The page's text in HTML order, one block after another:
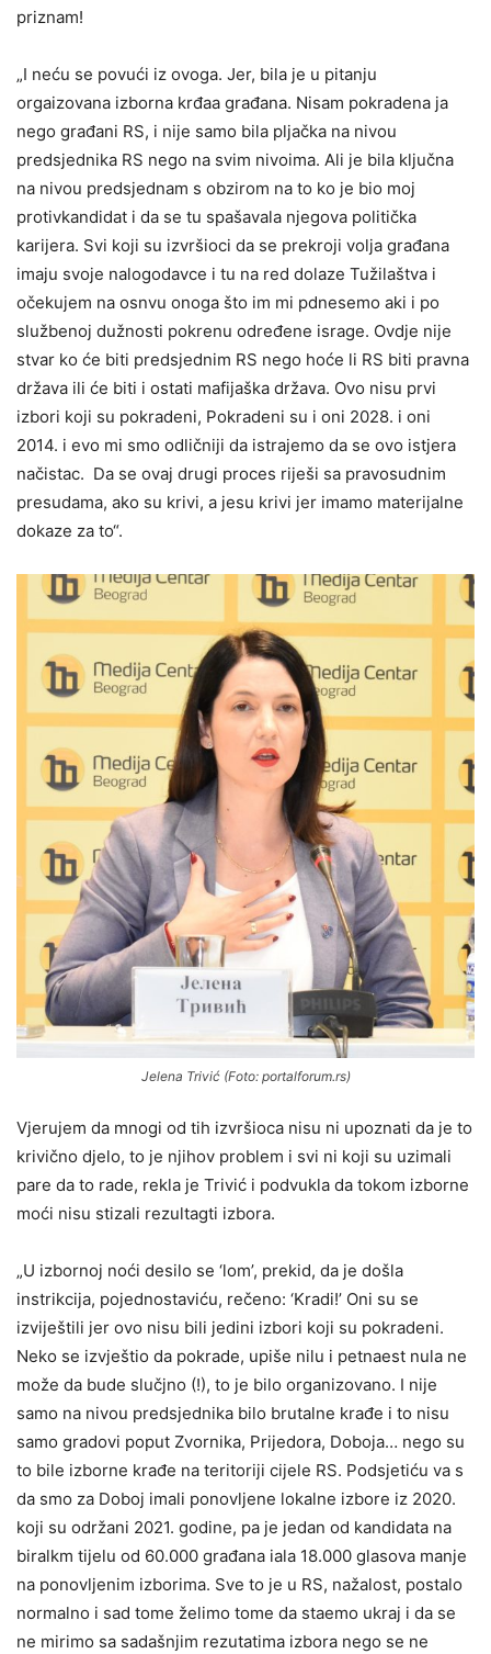
priznam!
„I neću se povući iz ovoga. Jer, bila je u pitanju
orgaizovana izborna krđaa građana. Nisam pokradena ja
nego građani RS, i nije samo bila pljačka na nivou
predsjednika RS nego na svim nivoima. Ali je bila ključna
na nivou predsjednam s obzirom na to ko je bio moj
protivkandidat i da se tu spašavala njegova politička
karijera. Svi koji su izvršioci da se prekroji volja građana
imaju svoje nalogodavce i tu na red dolaze Tužilaštva i
očekujem na osnvu onoga što im mi pdnesemo aki i po
službenoj dužnosti pokrenu određene israge. Ovdje nije
stvar ko će biti predsjednim RS nego hoće li RS biti pravna
država ili će biti i ostati mafijaška država. Ovo nisu prvi
izbori koji su pokradeni, Pokradeni su i oni 2028. i oni
2014. i evo mi smo odličniji da istrajemo da se ovo istjera
načistac. Da se ovaj drugi proces riješi sa pravosudnim
presudama, ako su krivi, a jesu krivi jer imamo materijalne
dokaze za to“.
Jelena Trivić (Foto: portalforum.rs)
Vjerujem da mnogi od tih izvršioca nisu ni upoznati da je to
krivično djelo, to je njihov problem i svi ni koji su uzimali
pare da to rade, rekla je Trivić i podvukla da tokom izborne
moći nisu stizali rezultagti izbora.
„U izbornoj noći desilo se ‘lom’, prekid, da je došla
instrikcija, pojednostaviću, rečeno: ‘Kradi!’ Oni su se
izviještili jer ovo nisu bili jedini izbori koji su pokradeni.
Neko se izvještio da pokrade, upiše nilu i petnaest nula ne
može da bude slučjno (!), to je bilo organizovano. I nije
samo na nivou predsjednika bilo brutalne krađe i to nisu
samo gradovi poput Zvornika, Prijedora, Doboja… nego su
to bile izborne krađe na teritoriji cijele RS. Podsjetiću va s
da smo za Doboj imali ponovljene lokalne izbore iz 2020.
koji su održani 2021. godine, pa je jedan od kandidata na
biralkm tijelu od 60.000 građana iala 18.000 glasova manje
na ponovljenim izborima. Sve to je u RS, nažalost, postalo
normalno i sad tome želimo tome da staemo ukraj i da se
ne mirimo sa sadašnjim rezutatima izbora nego se ne